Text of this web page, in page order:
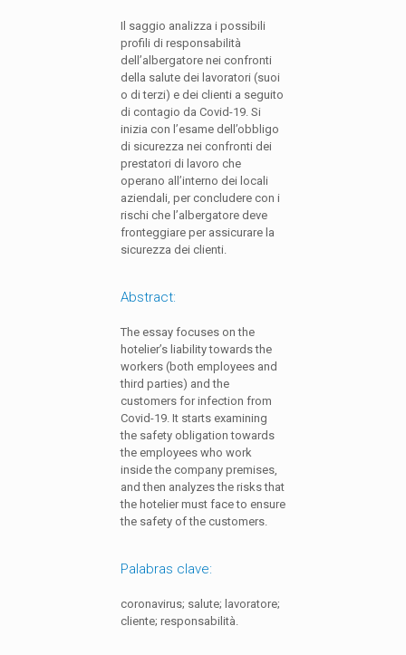
Il saggio analizza i possibili
profili di responsabilità
dell’albergatore nei confronti
della salute dei lavoratori (suoi
o di terzi) e dei clienti a seguito
di contagio da Covid-19. Si
inizia con l’esame dell’obbligo
di sicurezza nei confronti dei
prestatori di lavoro che
operano all’interno dei locali
aziendali, per concludere con i
rischi che l’albergatore deve
fronteggiare per assicurare la
sicurezza dei clienti.
Abstract:
The essay focuses on the
hotelier’s liability towards the
workers (both employees and
third parties) and the
customers for infection from
Covid-19. It starts examining
the safety obligation towards
the employees who work
inside the company premises,
and then analyzes the risks that
the hotelier must face to ensure
the safety of the customers.
Palabras clave:
coronavirus; salute; lavoratore;
cliente; responsabilità.